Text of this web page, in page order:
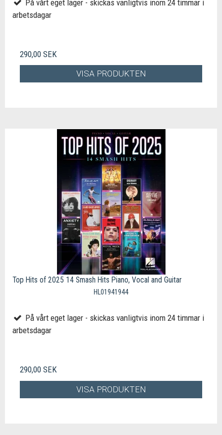
På vårt eget lager - skickas vanligtvis inom 24 timmar i
arbetsdagar
290,00 SEK
VISA PRODUKTEN
Top Hits of 2025 14 Smash Hits Piano, Vocal and Guitar
HL01941944
På vårt eget lager - skickas vanligtvis inom 24 timmar i
arbetsdagar
290,00 SEK
VISA PRODUKTEN